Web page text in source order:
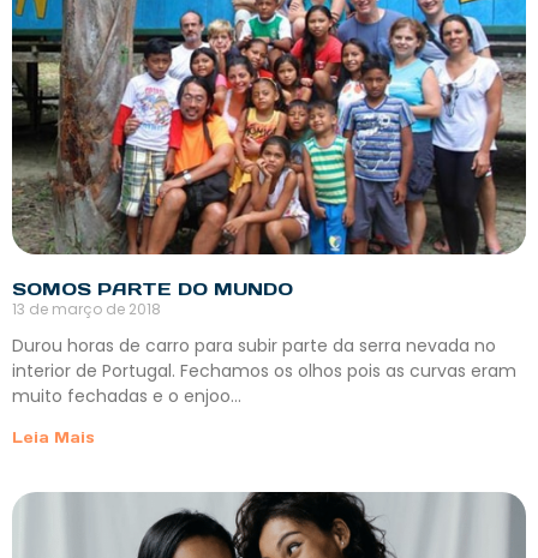
SOMOS PARTE DO MUNDO
13 de março de 2018
Durou horas de carro para subir parte da serra nevada no
interior de Portugal. Fechamos os olhos pois as curvas eram
muito fechadas e o enjoo…
Leia Mais